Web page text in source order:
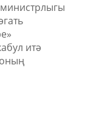
итә